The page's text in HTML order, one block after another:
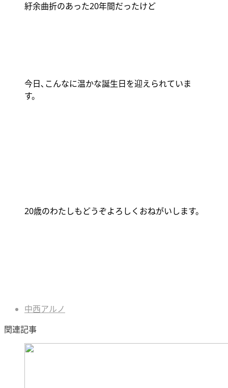
紆余曲折のあった20年間だったけど
今日､こんなに温かな誕生日を迎えられていま
す。
20歳のわたしもどうぞよろしくおねがいします。
中西アルノ
関連記事